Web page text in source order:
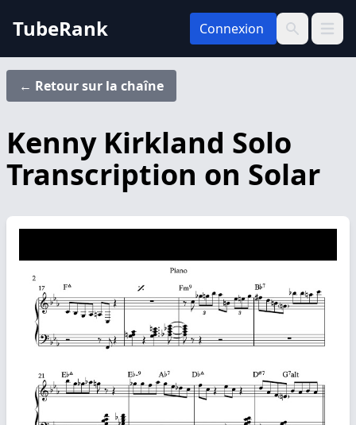
TubeRank Connexion
Recherche
← Retour sur la chaîne
Kenny Kirkland Solo
Transcription on Solar